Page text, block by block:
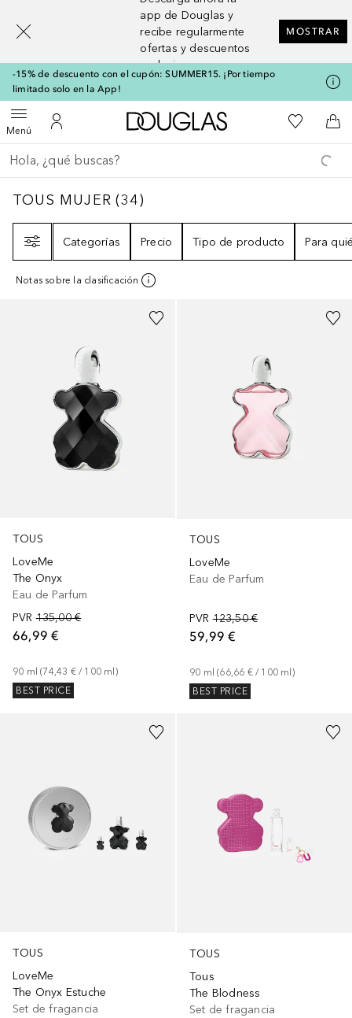
app de Douglas y
recibe regularmente
ofertas y descuentos
exclusivos
MOSTRAR
-15% de descuento con el cupón: SUMMER15. ¡Por tiempo
limitado solo en la App!
MenúAbrir menúMi cuenta
A Douglas HomeMi lista de
A
Regresar
Ejecutar búsqueda
TOUS MUJER34
TOUS MUJER (34)
Categorías
Precio Tipo de producto Para
Notas sobre la clasificación
TOUS
LoveMe
The Onyx
Eau de Parfum
PVR 135,00 €
66,99 €
90 ml (74,43 € / 100 ml )
BEST PRICE
TOUS
LoveMe
Eau de Parfum
PVR 123,50 €
59,99 €
90 ml (66,66 € / 100 ml )
BEST PRICE
TOUS
LoveMe
The Onyx Estuche
Set de fragancia
TOUS
Tous
The Blodness
Set de fragancia
[navigation.slideout.screenreader]